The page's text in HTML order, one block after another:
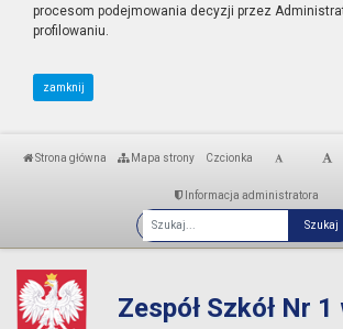
procesom podejmowania decyzji przez
profilowaniu.
zamknij
Strona główna Mapa strony Czcionka
Informacja administratora
Fraza
Zespół Szkół Nr 1